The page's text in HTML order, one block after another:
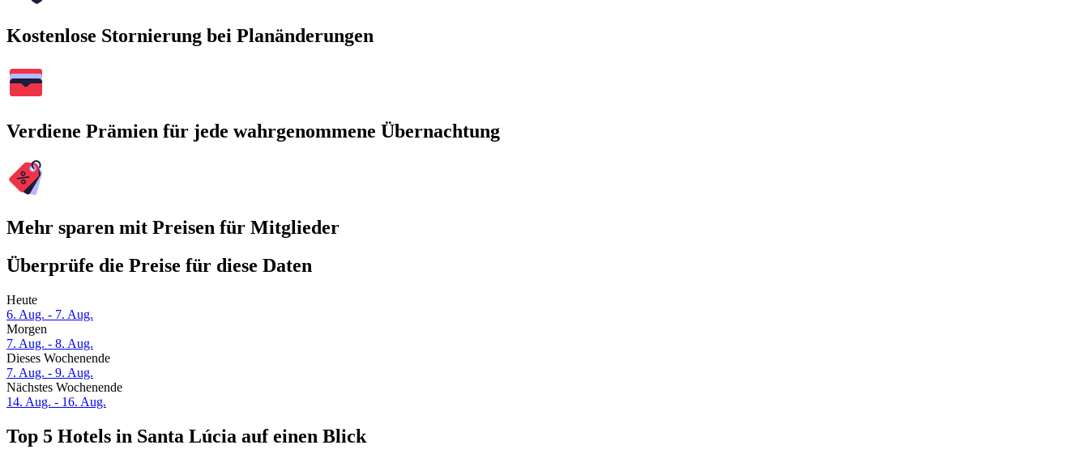
Kostenlose Stornierung bei Planänderungen
Verdiene Prämien für jede wahrgenommene Übernachtung
Mehr sparen mit Preisen für Mitglieder
Überprüfe die Preise für diese Daten
Heute
6. Aug. - 7. Aug.
Morgen
7. Aug. - 8. Aug.
Dieses Wochenende
7. Aug. - 9. Aug.
Nächstes Wochenende
14. Aug. - 16. Aug.
Top 5 Hotels in Santa Lúcia auf einen Blick